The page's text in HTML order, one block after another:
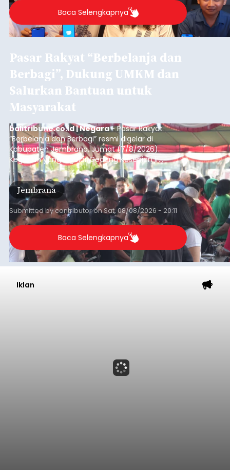
Baca Selengkapnya
Pasar Rakyat “Berbelanja dan
Berbagi”, Dukung UMKM dan
Salurkan Bantuan untuk
Masyarakat
balitribune.co.id | Negara- Pasar Rakyat
“Berbelanja dan Berbagi” resmi digelar di
Kabupaten Jembrana, Jumat (7/8/2026).
Kegiatan yang digelar Gedung Kesenian Ir.
Soekarno ini memadukan pemberdayaan
ekonomi masyarakat dengan aksi sosial tersebut
mendapat antusiasme tinggi dan mencatat nilai
transaksi mencapai Rp672.733.200.
Jembrana
Submitted bycontributoronSat, 08/08/2026 - 20:11
Baca Selengkapnya
Iklan